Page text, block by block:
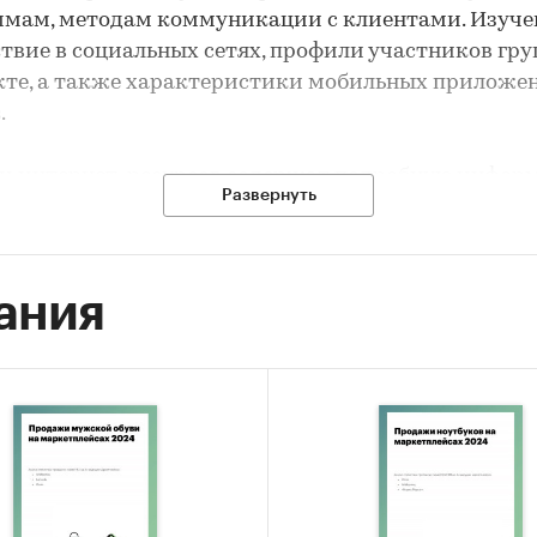
методам коммуникации с клиентами.
в социальных сетях, профили участников
а также характеристики мобильных
интернет-ресурсов содержат подробную
способах доставки и оплаты,
обновления: 26.06.2024.
в течение 3 рабочих дней.
Развернуть